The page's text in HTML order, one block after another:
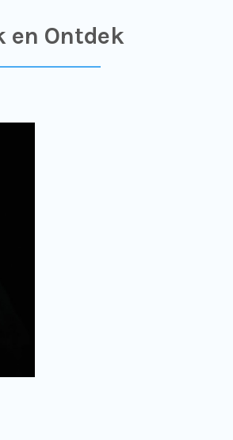
en Ontdek